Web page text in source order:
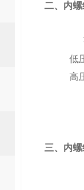
二、内
低
高
三、内